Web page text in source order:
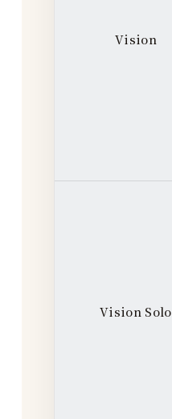
Vision
Vision Solo